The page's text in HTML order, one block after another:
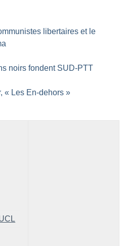
libertaires et le
noirs fondent SUD-PTT
« Les En-dehors »